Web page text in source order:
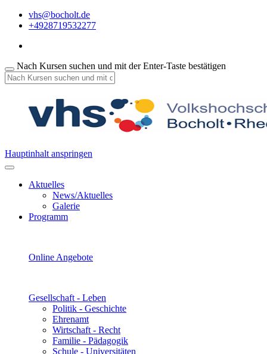
vhs@bocholt.de
+4928719532277
Nach Kursen suchen und mit der Enter-Taste bestätigen
Hauptinhalt anspringen
Aktuelles
News/Aktuelles
Galerie
Programm
Online Angebote
Gesellschaft - Leben
Politik - Geschichte
Ehrenamt
Wirtschaft - Recht
Familie - Pädagogik
Schule - Universitäten